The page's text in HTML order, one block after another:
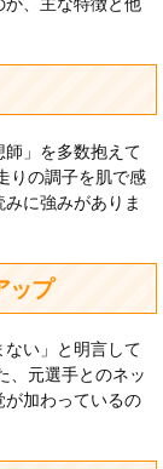
師」を多数抱えて
りの調子を肌で感
に強みがありま
ップ
い」と明言して
、元選手とのネッ
が加わっているの